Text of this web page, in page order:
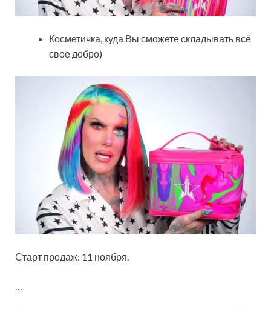
Косметичка, куда Вы сможете складывать всё
свое добро)
Старт продаж: 11 ноября.